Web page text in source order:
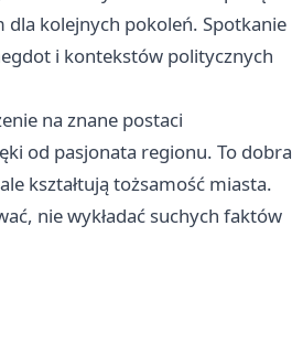
dla kolejnych pokoleń. Spotkanie
i kontekstów politycznych
na znane postaci
od pasjonata regionu. To dobra
kształtują tożsamość miasta.
nie wykładać suchych faktów